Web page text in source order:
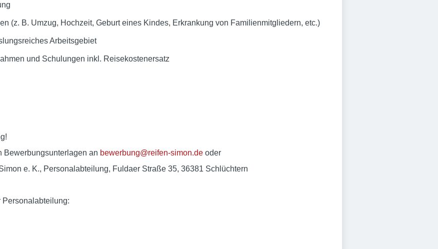
(z. B. Umzug, Hochzeit, Geburt eines Kindes, Erkrankung von Familienmitgliedern, etc.)
Arbeitsgebiet
und Schulungen inkl. Reisekostenersatz
Bewerbungsunterlagen an bewerbung@reifen-simon.de oder
e. K., Personalabteilung, Fuldaer Straße 35, 36381 Schlüchtern
Personalabteilung: